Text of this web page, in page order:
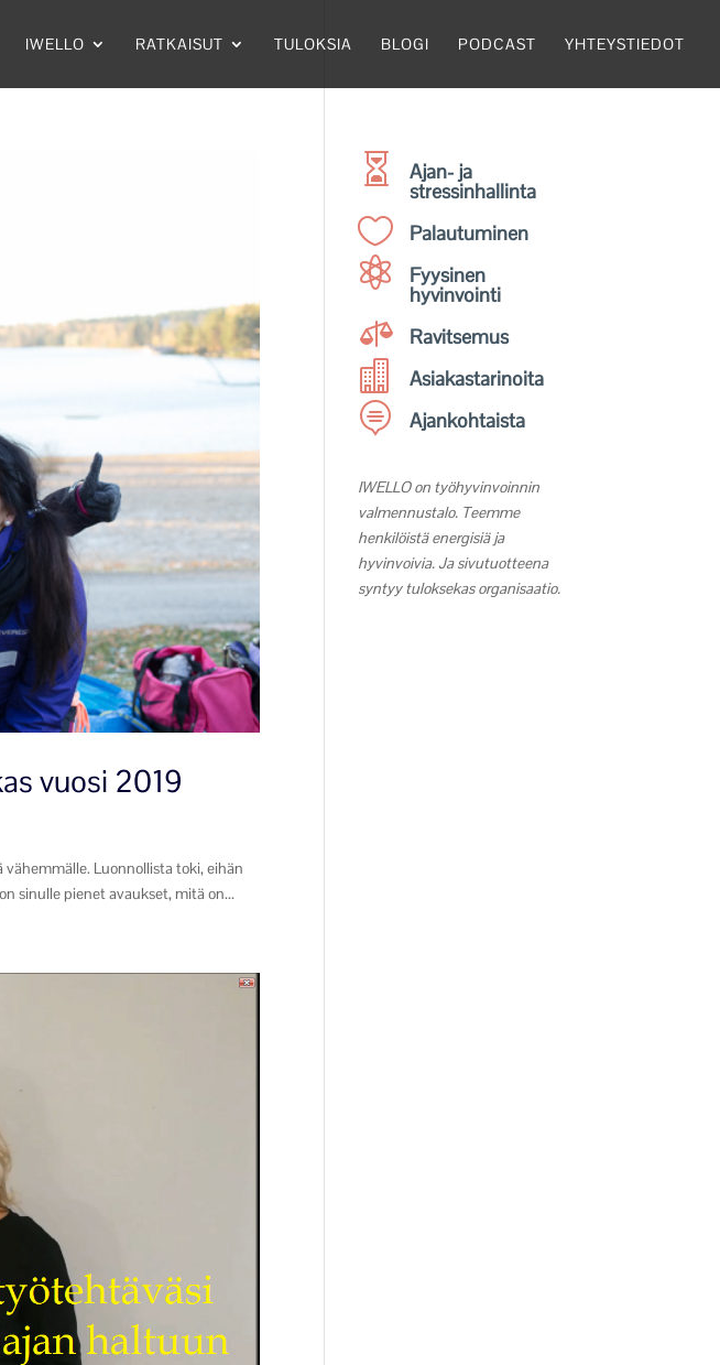
IWELLO RATKAISUT TULOKSIA BLOGI PODCAST YHTEYSTIEDOT
vuosi 2019
Luonnollista toki, eihän
sinulle pienet avaukset, mitä on...
 Ajan- ja
stressinhallinta
 Palautuminen
 Fyysinen
hyvinvointi
 Ravitsemus
 Asiakastarinoita
 Ajankohtaista
IWELLO on työhyvinvoinnin
valmennustalo. Teemme
henkilöistä energisiä ja
hyvinvoivia. Ja sivutuotteena
syntyy tuloksekas organisaatio.